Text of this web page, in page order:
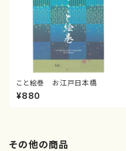
こと絵巻 お江戸日本橋
¥880
その他の商品